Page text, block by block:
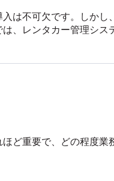
は不可欠です。しかし
、レンタカー管理シス
ど重要で、どの程度業